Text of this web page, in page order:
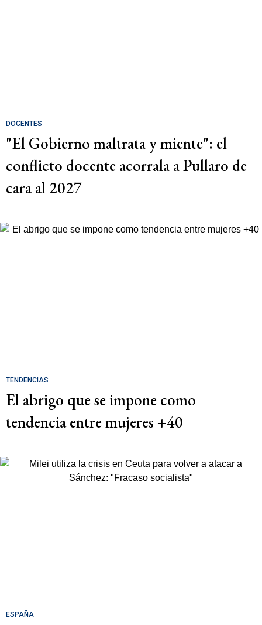
DOCENTES
"El Gobierno maltrata y miente": el
conflicto docente acorrala a Pullaro de
cara al 2027
TENDENCIAS
El abrigo que se impone como
tendencia entre mujeres +40
ESPAÑA